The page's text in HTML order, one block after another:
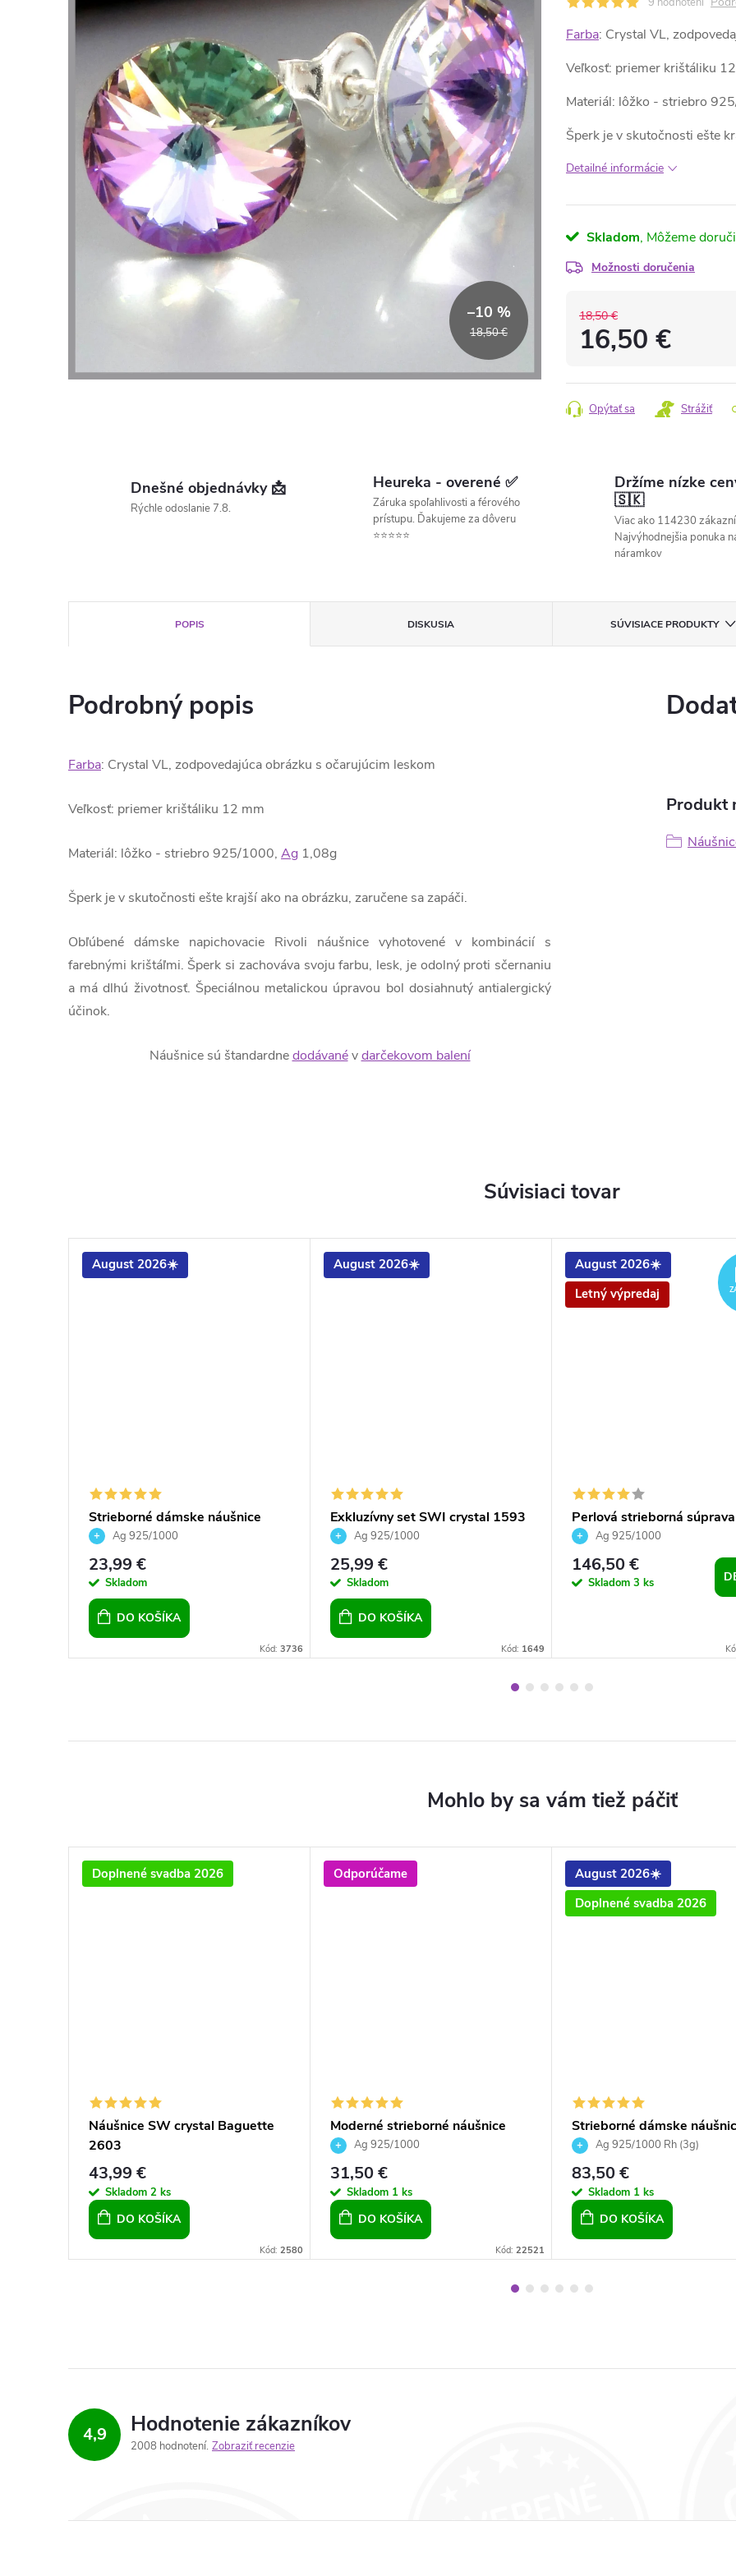
18,50 €
–10 %
Farba: Crystal VL,
Veľkosť: priemer krištáliku
Materiál: lôžko - striebro
Šperk je v skutočnosti ešte
Detailné informácie
Skladom
Možnosti doručenia
18,50 €
16,50 €
cena:
Opýtať sa Strážiť
Dnešné objednávky 📩
Rýchle odoslanie 7.8.
Heureka - overené ✅
Záruka spoľahlivosti a férového
prístupu. Ďakujeme za dôveru
⭐⭐⭐⭐⭐
Držíme nízke
🇸🇰
Viac ako 114230
Najvýhodnejšia ponuka
náramkov
POPIS DISKUSIA SÚVISIACE PRODUKTY
Podrobný popis
Farba: Crystal VL, zodpovedajúca obrázku s očarujúcim leskom
Veľkosť: priemer krištáliku 12 mm
Materiál: lôžko - striebro 925/1000, Ag 1,08g
Šperk je v skutočnosti ešte krajší ako na obrázku, zaručene sa zapáči.
Obľúbené dámske napichovacie Rivoli náušnice vyhotovené v kombinácií s
farebnými krištáľmi. Šperk si zachováva svoju farbu, lesk, je odolný proti sčernaniu
a má dlhú životnosť. Špeciálnou metalickou úpravou bol dosiahnutý antialergický
účinok.
Náušnice sú štandardnedodávanévdarčekovom balení
Produkt
Súvisiaci tovar
August 2026☀️
Strieborné dámske náušnice
Rivoli 12 mm Crystal Vitrail Light
Ag 925/1000
23,99 €
Skladom
DO KOŠÍKA
Kód: 3736
August 2026☀️
Exkluzívny set SWI crystal 1593
14 mmAg 925/1000
25,99 €
Skladom
DO KOŠÍKA
Kód: 1649
August 2026☀️
Letný výpredaj
Perlová strieborná súprava
šperkov z bielych riečnych
pre dievčatá pre ženy
model
Ag 925/1000
146,50 €
Skladom 3 ks
Doplnené svadba 2026
Náušnice SW crystal Baguette
2603
43,99 €
Skladom 2 ks
DO KOŠÍKA
Kód: 2580
Odporúčame
Moderné strieborné náušnice
kruhy s bielym syntetickým
opálom pre dievčatá pre ženy
Ag 925/1000
31,50 €
Skladom 1 ks
DO KOŠÍKA
Kód: 22521
August 2026☀️
Doplnené svadba 2026
Strieborné dámske
hrubšie polkruhy so
Crystals
Ag 925/1000 Rh (3g)
83,50 €
Skladom 1 ks
DO KOŠÍKA
4,9 Hodnotenie zákazníkov
2008 hodnotení Zobraziť recenzie